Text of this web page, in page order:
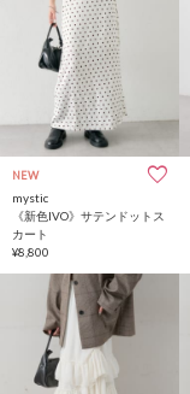
NEW
mystic
《新色IVO》サテンドットス
カート
¥8,800